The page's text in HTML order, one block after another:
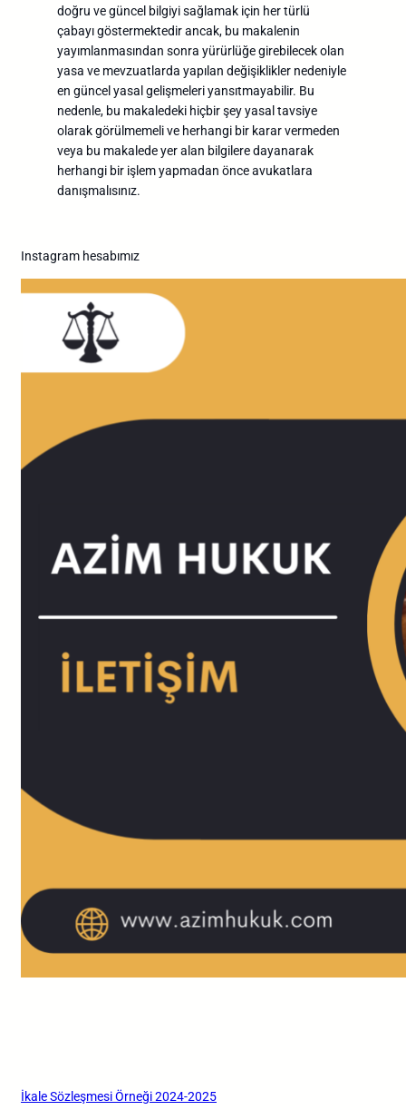
doğru ve güncel bilgiyi sağlamak için her türlü
çabayı göstermektedir ancak, bu makalenin
yayımlanmasından sonra yürürlüğe girebilecek olan
yasa ve mevzuatlarda yapılan değişiklikler nedeniyle
en güncel yasal gelişmeleri yansıtmayabilir. Bu
nedenle, bu makaledeki hiçbir şey yasal tavsiye
olarak görülmemeli ve herhangi bir karar vermeden
veya bu makalede yer alan bilgilere dayanarak
herhangi bir işlem yapmadan önce avukatlara
danışmalısınız.
Instagram hesabımız
İkale Sözleşmesi Örneği 2024-2025